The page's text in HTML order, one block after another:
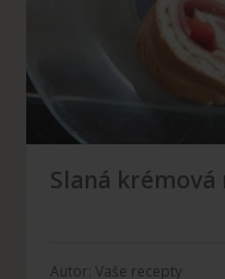
Slaná
Autor: Vaše recepty